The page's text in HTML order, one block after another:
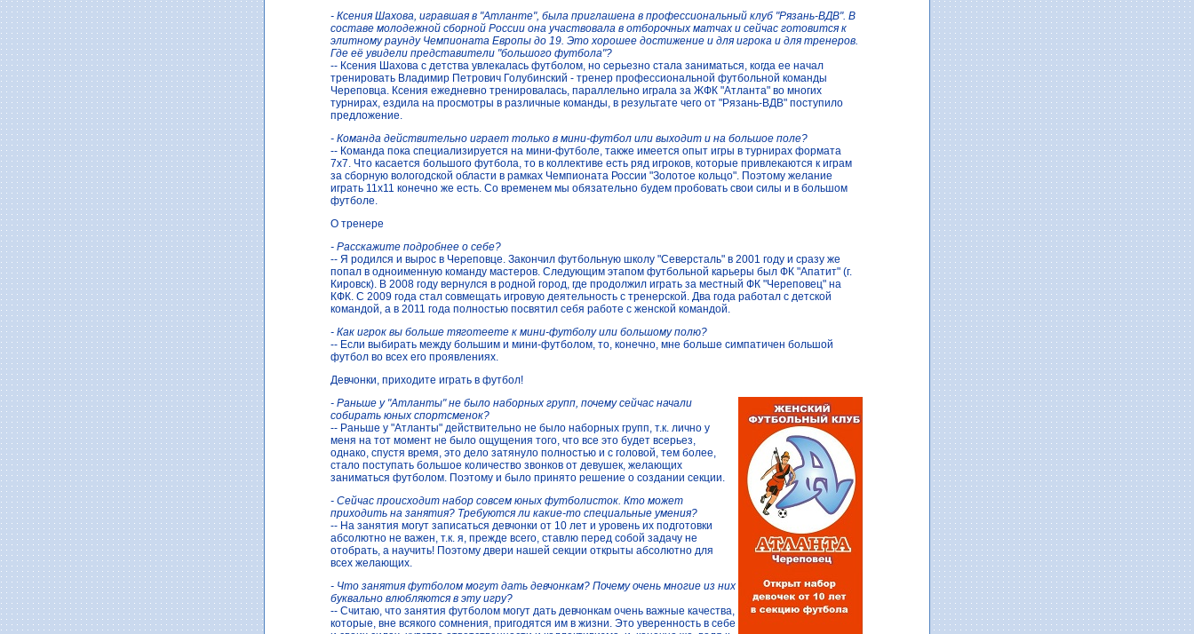
- Ксения Шахова, игравшая в "Атланте", была приглашена в профессиональный клуб "Рязань-ВДВ". В
составе молодежной сборной России она участвовала в отборочных матчах и сейчас готовится к
элитному раунду Чемпионата Европы до 19. Это хорошее достижение и для игрока и для тренеров.
Где её увидели представители "большого футбола"?
-- Ксения Шахова с детства увлекалась футболом, но серьезно стала заниматься, когда ее начал
тренировать Владимир Петрович Голубинский - тренер профессиональной футбольной команды
Череповца. Ксения ежедневно тренировалась, параллельно играла за ЖФК "Атланта" во многих
турнирах, ездила на просмотры в различные команды, в результате чего от "Рязань-ВДВ" поступило
предложение.
- Команда действительно играет только в мини-футбол или выходит и на большое поле?
-- Команда пока специализируется на мини-футболе, также имеется опыт игры в турнирах формата
7х7. Что касается большого футбола, то в коллективе есть ряд игроков, которые привлекаются к играм
за сборную вологодской области в рамках Чемпионата России "Золотое кольцо". Поэтому желание
играть 11х11 конечно же есть. Со временем мы обязательно будем пробовать свои силы и в большом
футболе.
О тренере
- Расскажите подробнее о себе?
-- Я родился и вырос в Череповце. Закончил футбольную школу "Северсталь" в 2001 году и сразу же
попал в одноименную команду мастеров. Следующим этапом футбольной карьеры был ФК "Апатит" (г.
Кировск). В 2008 году вернулся в родной город, где продолжил играть за местный ФК "Череповец" на
КФК. С 2009 года стал совмещать игровую деятельность с тренерской. Два года работал с детской
командой, а в 2011 года полностью посвятил себя работе с женской командой.
- Как игрок вы больше тяготеете к мини-футболу или большому полю?
-- Если выбирать между большим и мини-футболом, то, конечно, мне больше симпатичен большой
футбол во всех его проявлениях.
Девчонки, приходите играть в футбол!
- Раньше у "Атланты" не было наборных групп, почему сейчас начали
собирать юных спортсменок?
-- Раньше у "Атланты" действительно не было наборных групп, т.к. лично у
меня на тот момент не было ощущения того, что все это будет всерьез,
однако, спустя время, это дело затянуло полностью и с головой, тем более,
стало поступать большое количество звонков от девушек, желающих
заниматься футболом. Поэтому и было принято решение о создании секции.
- Сейчас происходит набор совсем юных футболисток. Кто может
приходить на занятия? Требуются ли какие-то специальные умения?
-- На занятия могут записаться девчонки от 10 лет и уровень их подготовки
абсолютно не важен, т.к. я, прежде всего, ставлю перед собой задачу не
отобрать, а научить! Поэтому двери нашей секции открыты абсолютно для
всех желающих.
- Что занятия футболом могут дать девчонкам? Почему очень многие из них
буквально влюбляются в эту игру?
-- Считаю, что занятия футболом могут дать девчонкам очень важные качества,
которые, вне всякого сомнения, пригодятся им в жизни. Это уверенность в себе